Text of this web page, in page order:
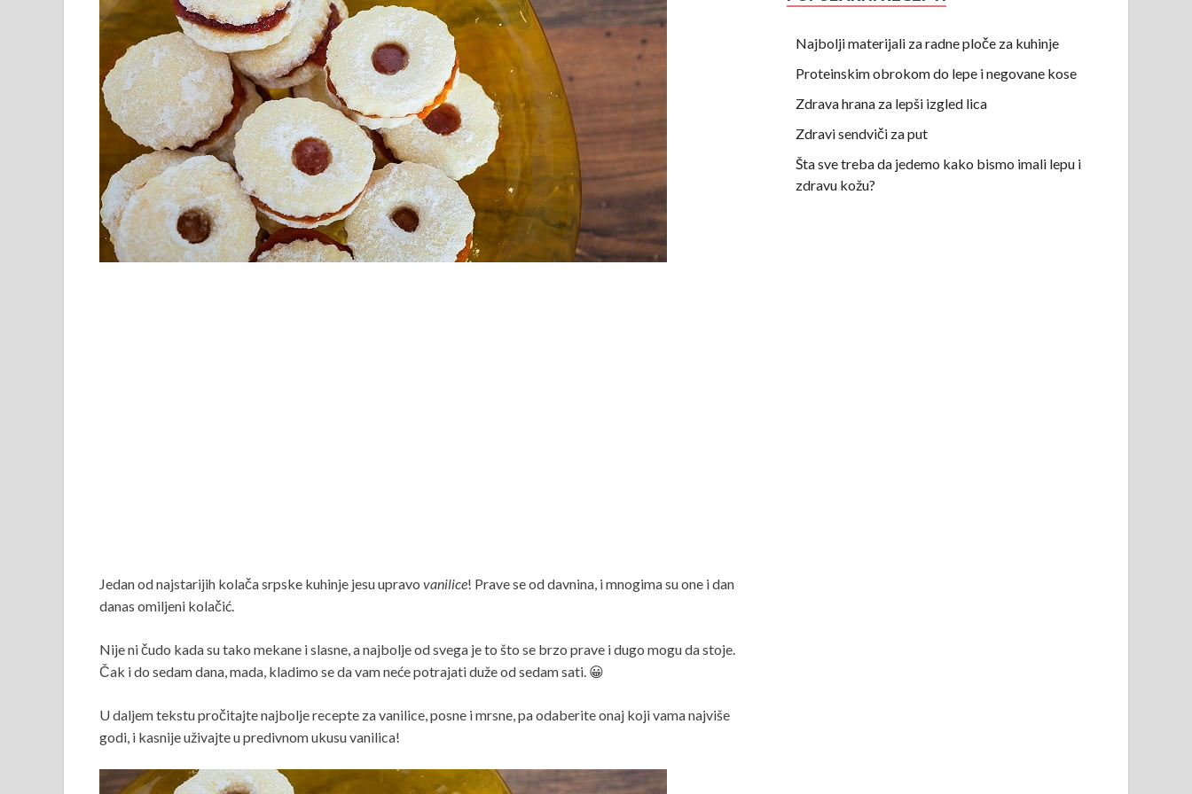
Jedan od najstarijih kolača srpske kuhinje jesu upravo vanilice! Prave se od davnina, i mnogima su one i dan
danas omiljeni kolačić.
Nije ni čudo kada su tako mekane i slasne, a najbolje od svega je to što se brzo prave i dugo mogu da stoje.
Čak i do sedam dana, mada, kladimo se da vam neće potrajati duže od sedam sati. 😀
U daljem tekstu pročitajte najbolje recepte za vanilice, posne i mrsne, pa odaberite onaj koji vama najviše
godi, i kasnije uživajte u predivnom ukusu vanilica!
Najbolji materijali za radne ploče za kuhinje
Proteinskim obrokom do lepe i negovane kose
Zdrava hrana za lepši izgled lica
Zdravi sendviči za put
Šta sve treba da jedemo kako bismo imali lepu i
zdravu kožu?